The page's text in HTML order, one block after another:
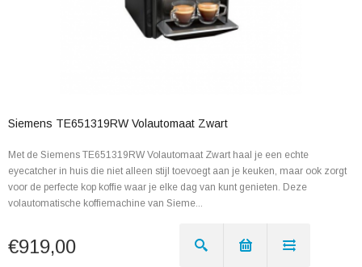
Siemens TE651319RW Volautomaat Zwart
Met de Siemens TE651319RW Volautomaat Zwart haal je een echte
eyecatcher in huis die niet alleen stijl toevoegt aan je keuken, maar ook zorgt
voor de perfecte kop koffie waar je elke dag van kunt genieten. Deze
volautomatische koffiemachine van Sieme...
€919,00